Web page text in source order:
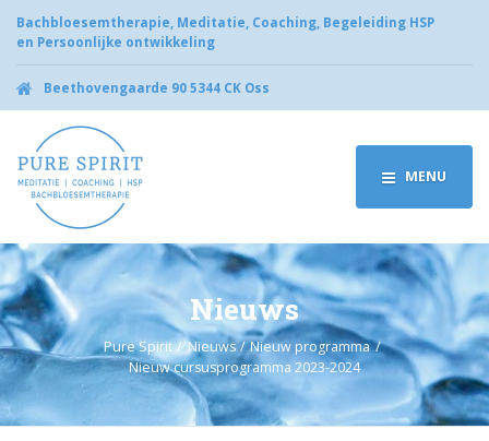
Bachbloesemtherapie, Meditatie, Coaching, Begeleiding HSP
en Persoonlijke ontwikkeling
Beethovengaarde 90 5344 CK Oss
MENU
Nieuws
Pure Spirit Nieuws
Nieuw programma
Nieuw cursusprogramma 2023-2024